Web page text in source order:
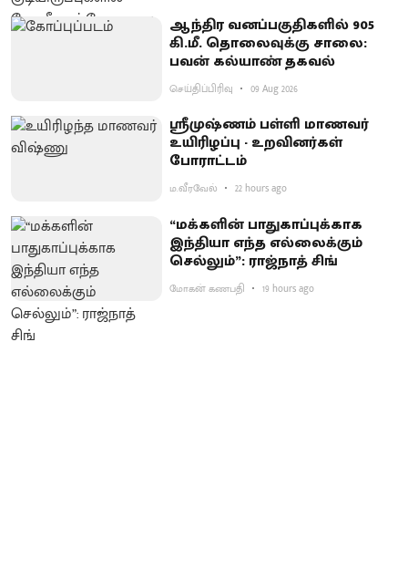
ஆந்திர வனப்பகுதிகளில் 905
கி.மீ. தொலைவுக்கு சாலை:
பவன் கல்யாண் தகவல்
செய்திப்பிரிவு 09 Aug 2026
ஸ்ரீமுஷ்ணம் பள்ளி மாணவர்
உயிரிழப்பு - உறவினர்கள்
போராட்டம்
ம.வீரவேல் 22 hours ago
“மக்களின் பாதுகாப்புக்காக
இந்தியா எந்த எல்லைக்கும்
செல்லும்”: ராஜ்நாத் சிங்
மோகன் கணபதி 19 hours ago